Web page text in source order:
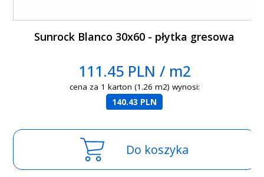
Sunrock Blanco 30x60 - płytka gresowa
111.45 PLN / m2
cena za 1 karton (1.26 m2) wynosi:
140.43 PLN
Do koszyka